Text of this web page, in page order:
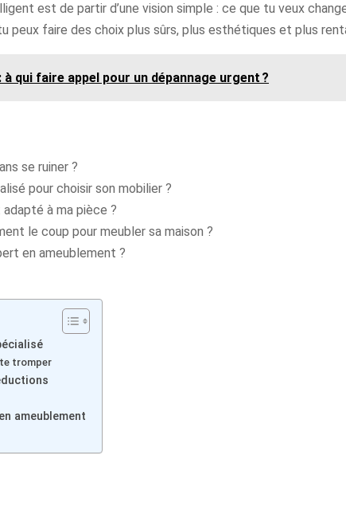
est de partir d’une vision simple : ce que tu veux
peux faire des choix plus sûrs, plus esthétiques et plus
qui faire appel pour un dépannage urgent ?
se ruiner ?
pour choisir son mobilier ?
à ma pièce ?
le coup pour meubler sa maison ?
en ameublement ?
tromper
ameublement